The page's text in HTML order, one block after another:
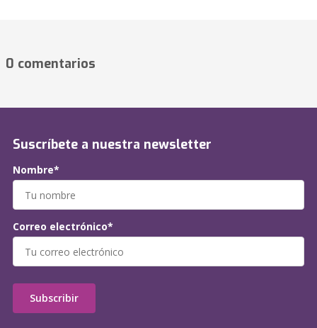
0 comentarios
Suscríbete a nuestra newsletter
Nombre*
Correo electrónico*
Subscribir